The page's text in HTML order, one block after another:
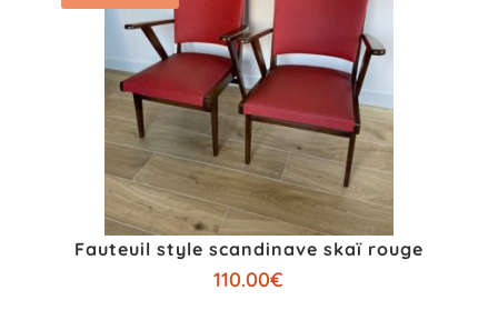
Fauteuil style scandinave skaï rouge
110.00€